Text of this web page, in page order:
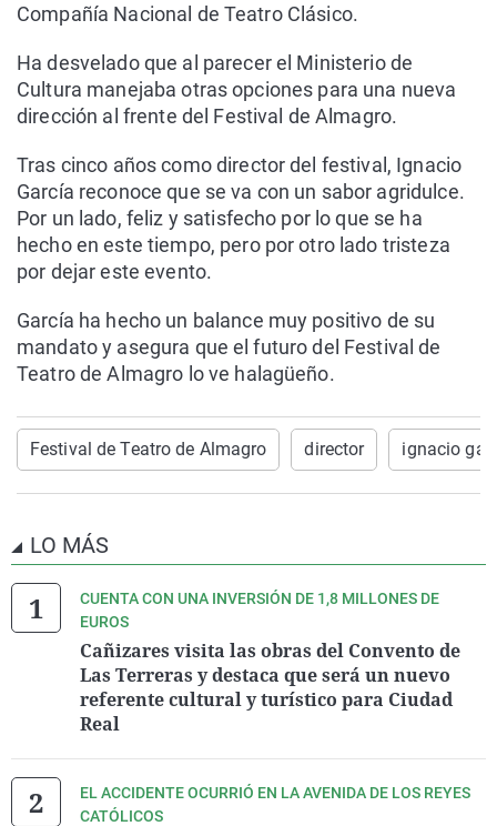
Compañía Nacional de Teatro Clásico.
Ha desvelado que al parecer el Ministerio de
Cultura manejaba otras opciones para una nueva
dirección al frente del Festival de Almagro.
Tras cinco años como director del festival, Ignacio
García reconoce que se va con un sabor agridulce.
Por un lado, feliz y satisfecho por lo que se ha
hecho en este tiempo, pero por otro lado tristeza
por dejar este evento.
García ha hecho un balance muy positivo de su
mandato y asegura que el futuro del Festival de
Teatro de Almagro lo ve halagüeño.
Festival de Teatro de Almagro director ignacio
LO MÁS
CUENTA CON UNA INVERSIÓN DE 1,8 MILLONES DE
EUROS
Cañizares visita las obras del Convento de
Las Terreras y destaca que será un nuevo
referente cultural y turístico para Ciudad
Real
EL ACCIDENTE OCURRIÓ EN LA AVENIDA DE LOS REYES
CATÓLICOS